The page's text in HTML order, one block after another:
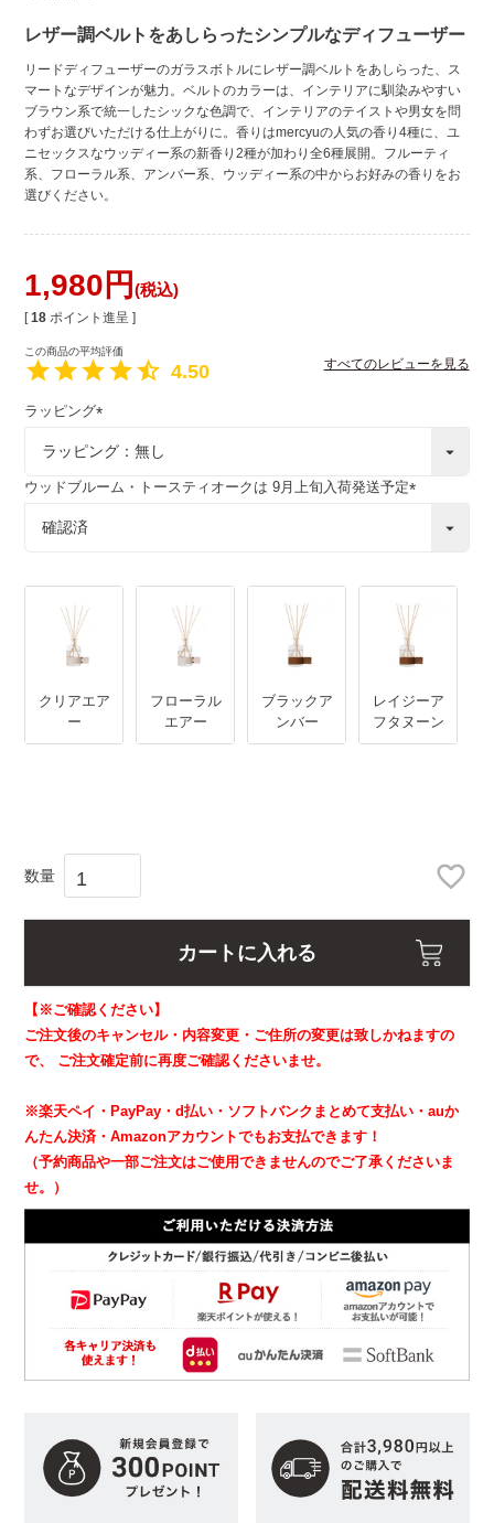
レザー調ベルトをあしらったシンプルなディフューザー
リードディフューザーのガラスボトルにレザー調ベルトをあしらった、ス
マートなデザインが魅力。ベルトのカラーは、インテリアに馴染みやすい
ブラウン系で統一したシックな色調で、インテリアのテイストや男女を問
わずお選びいただける仕上がりに。香りはmercyuの人気の香り4種に、ユ
ニセックスなウッディー系の新香り2種が加わり全6種展開。フルーティ
系、フローラル系、アンバー系、ウッディー系の中からお好みの香りをお
選びください。
1,980 税込
[ 18 ポイント進呈 ]
4.50 すべてのレビューを見る
ラッピング
必
ウッドブルーム・トースティオークは 9月上旬入荷発送予定
クリアエア
ー
フローラル
エアー
ブラックア
ンバー
レイジーア
フタヌーン
カートに入れる
【※ご確認ください】
ご注文後のキャンセル・内容変更・ご住所の変更は致しかねますの
で、
ご注文確定前に再度ご確認くださいませ。
※楽天ペイ・PayPay・d払い・ソフトバンクまとめて支払い・auか
んたん決済・Amazonアカウントでもお支払できます！
（予約商品や一部ご注文はご使用できませんのでご了承くださいま
せ。）